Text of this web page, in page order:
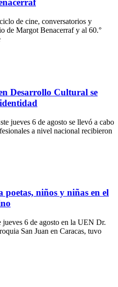
de cine, conversatorios y
de Margot Benacerraf y al 60.°
Desarrollo Cultural se
jueves 6 de agosto se llevó a cabo
a nivel nacional recibieron
niños y niñas en el
6 de agosto en la UEN Dr.
San Juan en Caracas, tuvo